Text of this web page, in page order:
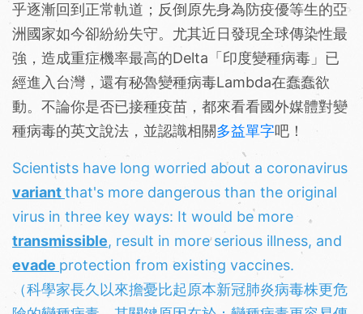
乎逐漸回到正常軌道；反倒原先身為防疫優等生的亞
洲國家如今卻紛紛失守。尤其近日發現全球傳染性最
強，造成重症機率最高的Delta「印度變種病毒」已
經進入台灣，還有秘魯變種病毒Lambda在蠢蠢欲
動。不論你是否已接種疫苗，都來看看國外媒體對變
種病毒的英文說法，並認識相關多益單字吧！
Scientists have long worried about a coronavirus
variantthat's more dangerous than the original
virus in three key ways: It would be more
transmissible, result in more serious illness, and
evade protection from existing vaccines.
（科學家長久以來擔憂比起原本新冠肺炎病毒株更危